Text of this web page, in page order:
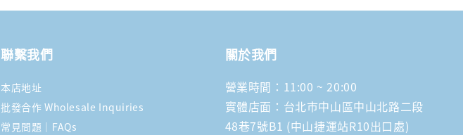
聯繫我們
本店地址
批發合作 Wholesale Inquiries
常見問題｜FAQs
關於我們
營業時間：11:00 ~ 20:00
實體店面：台北市中山區中山北路二段
48巷7號B1 (中山捷運站R10出口處)